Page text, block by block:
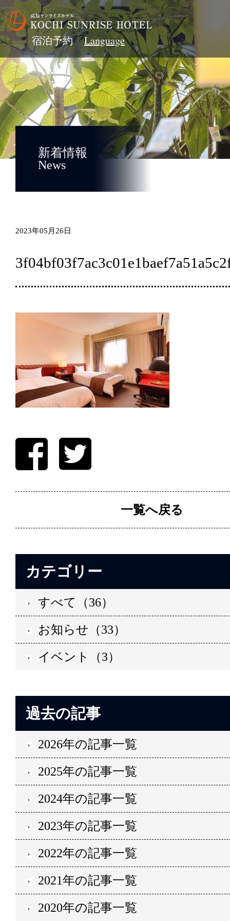
宿泊予約
新着情報
News
2023年05月26日
一覧へ戻る
カテゴリー
すべて（36）
お知らせ（33）
イベント（3）
過去の記事
2026年の記事一覧
2025年の記事一覧
2024年の記事一覧
2023年の記事一覧
2022年の記事一覧
2021年の記事一覧
2020年の記事一覧